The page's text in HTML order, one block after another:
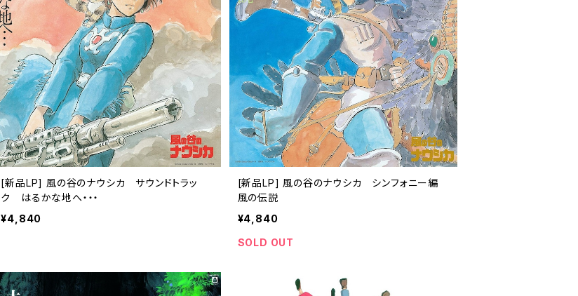
[新品LP] 風の谷のナウシカ サウンドトラッ
ク はるかな地へ・・・
¥4,840
[新品LP] 風の谷のナウシカ シンフォニー編
風の伝説
¥4,840
SOLD OUT